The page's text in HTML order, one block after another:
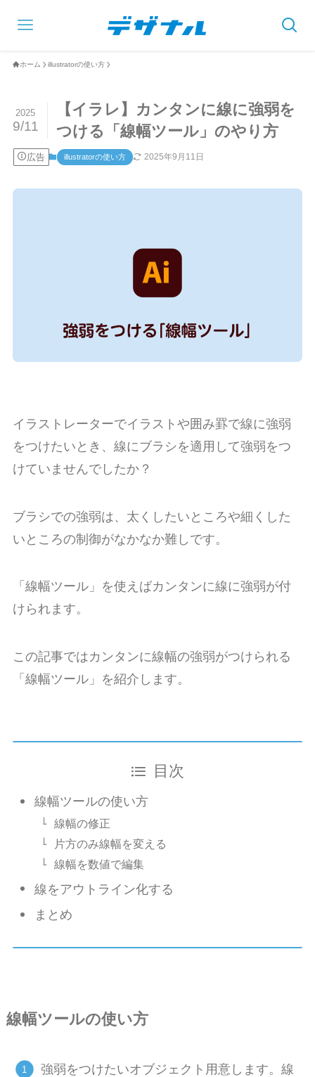
ホーム illustratorの使い方
【イラレ】カンタンに線に強弱を
つける「線幅ツール」のやり方
2025
9/11
広告 illustratorの使い方 2025年9月11日
イラストレーターでイラストや囲み罫で線に強弱
をつけたいとき、線にブラシを適用して強弱をつ
けていませんでしたか？
ブラシでの強弱は、太くしたいところや細くした
いところの制御がなかなか難しです。
「線幅ツール」を使えばカンタンに線に強弱が付
けられます。
この記事ではカンタンに線幅の強弱がつけられる
「線幅ツール」を紹介します。
目次
線幅ツールの使い方
線幅の修正
片方のみ線幅を変える
線幅を数値で編集
線をアウトライン化する
まとめ
線幅ツールの使い方
強弱をつけたいオブジェクト用意します。線